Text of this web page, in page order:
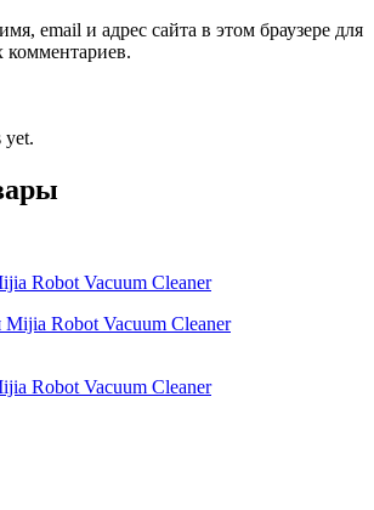
email и адрес сайта в этом браузере для
yet.
Robot Vacuum Cleaner
Robot Vacuum Cleaner